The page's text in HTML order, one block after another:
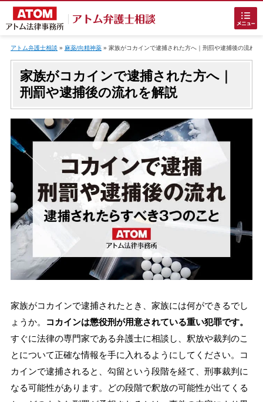
ホームに戻る
刑事事件でお困りの方
刑事事件の無料相談
接見・面会を弁護士に依頼
アトムについて 知りたい方
弁護士紹介
弁護士費用
アトム弁護士相談 » 麻薬/向精神薬» 家族がコカインで逮捕された方へ｜刑罰や逮捕後の流れを
家族がコカインで逮捕された方へ｜
刑罰や逮捕後の流れを解説
家族がコカインで逮捕されたとき、家族には何ができるでし
ょうか。
コカインは懲役刑が用意されている重い犯罪です。
すぐに法律の専門家である弁護士に相談し、釈放や裁判のこ
とについて正確な情報を手に入れるようにしてください。コ
カインで逮捕されると、勾留という段階を経て、刑事裁判に
なる可能性があります。どの段階で釈放の可能性が出てくる